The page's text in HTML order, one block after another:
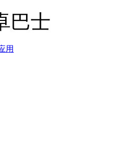
巴士
用